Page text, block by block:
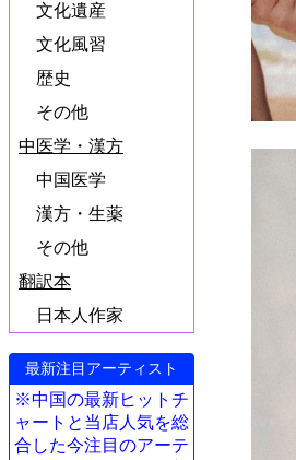
文化遺産
文化風習
歴史
その他
中医学・漢方
中国医学
漢方・生薬
その他
翻訳本
日本人作家
最新注目アーティスト
※中国の最新ヒットチ
ャートと当店人気を総
合した今注目のアーテ